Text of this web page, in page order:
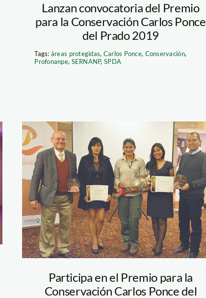
Lanzan convocatoria del Premio
para la Conservación Carlos Ponce
del Prado 2019
Tags: áreas protegidas, Carlos Ponce, Conservación,
Profonanpe, SERNANP, SPDA
carlos-ponce-dle-
prado—
ganadores-2017
Participa en el Premio para la
Conservación Carlos Ponce del